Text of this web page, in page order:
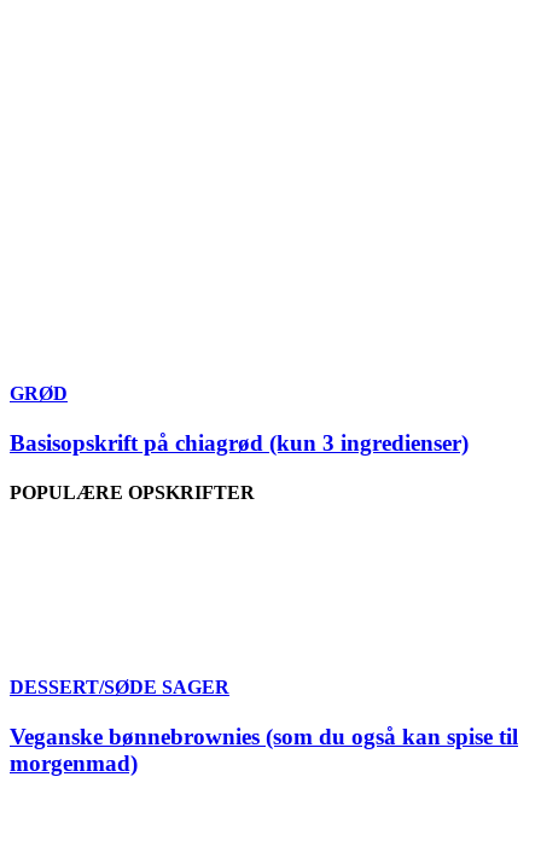
GRØD
Basisopskrift på chiagrød (kun 3 ingredienser)
POPULÆRE OPSKRIFTER
DESSERT/SØDE SAGER
Veganske bønnebrownies (som du også kan spise til
morgenmad)